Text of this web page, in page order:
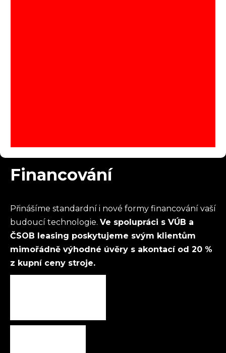
Financování
Přinášíme standardní i nové formy financování vaší
budoucí technologie. Ve spolupráci s VÚB a
ČSOB leasing poskytujeme svým klientům
mimořádně výhodné úvěry s akontací od 20 %
z kupní ceny stroje.